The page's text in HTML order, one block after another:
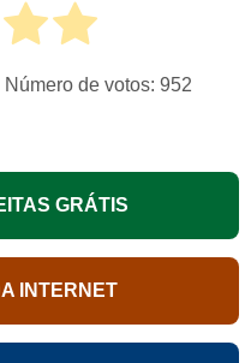
Número de votos: 952
GRÁTIS
INTERNET